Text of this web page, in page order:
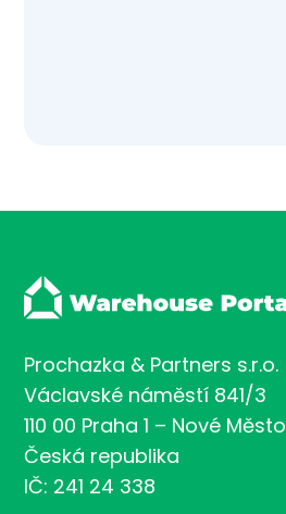
Prochazka & Partners s.r.o.
Václavské náměstí 841/3
110 00 Praha 1 – Nové Město
Česká republika
IČ: 241 24 338